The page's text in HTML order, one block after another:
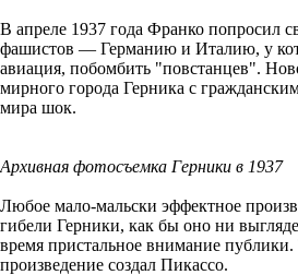
В апреле 1937 года Франко попросил
фашистов — Германию и Италию, у
авиация, побомбить "повстанцев".
мирного города Герника с
мира шок.
Архивная фотосъемка Герники в 1937
Любое мало-мальски эффектное
гибели Герники, как бы оно ни
время пристальное внимание
произведение создал Пикассо.